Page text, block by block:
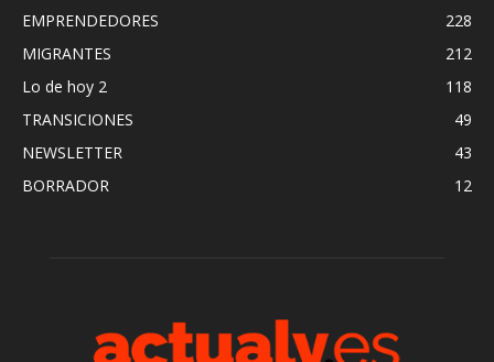
EMPRENDEDORES
228
MIGRANTES
212
Lo de hoy 2
118
TRANSICIONES
49
NEWSLETTER
43
BORRADOR
12